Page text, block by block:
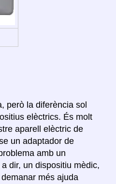
però la diferència sol
elèctrics. És molt
aparell elèctric de
un adaptador de
amb un
dir, un dispositiu mèdic,
més ajuda